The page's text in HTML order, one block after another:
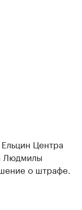
Центра
Людмилы
о штрафе.